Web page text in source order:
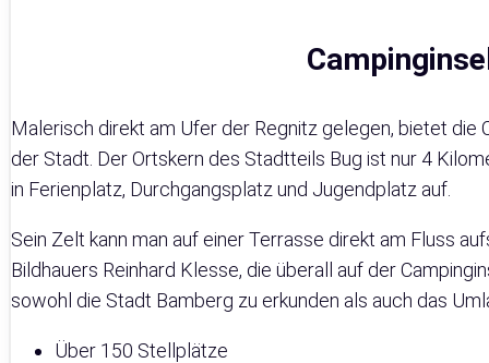
Malerisch direkt am Ufer der Regnitz gelegen, bietet die
der Stadt. Der Ortskern des Stadtteils Bug ist nur 4
in Ferienplatz, Durchgangsplatz und Jugendplatz auf.
Sein Zelt kann man auf einer Terrasse direkt am Fluss
Bildhauers Reinhard Klesse, die überall auf der
sowohl die Stadt Bamberg zu erkunden als auch das
Über 150 Stellplätze